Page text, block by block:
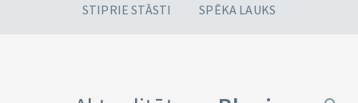
STIPRIE STĀSTI
SPĒKA LAUKS